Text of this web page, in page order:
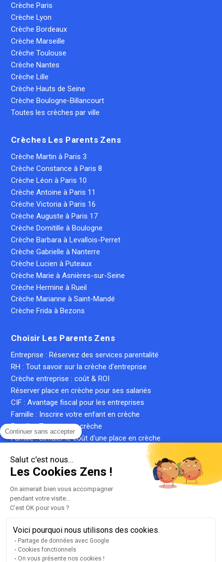
Continuer sans accepter
Salut c'est nous...
Les Cookies Zens !
On aimerait bien vous accompagner
pendant votre visite...
C'est OK pour vous ?
Voici pourquoi nous utilisons des cookies.
Partage de données avec Google
Cookies fonctionnels
On vous présente nos cookies !
Crèche Paris
Crèche Lyon
Crèche Bordeaux
Crèche Marseille
Crèche Toulouse
Crèche Nantes
Crèche Lille
Crèche Hauts de Seine
Crèche Boulogne-Billancourt
Toutes les crèches par ville
Crèches Les Parents Zens
Crèche Martin à Paris 3
Crèche Constance à Paris 8
Crèche Léon à Paris 10
Crèche Antoine à Paris 11
Crèche Victoria à Paris 16
Crèche Auguste à Paris 17
Crèche Domitille à Boulogne
Crèche Barbara à Levallois-Perret
Crèche Gabrielle à Nanterre
Crèche Lucien à Puteaux
Crèche Marie à Asnières-sur-Seine
Crèche Hermine à Rueil
Crèche Marianne à Saint-Mandé
Crèche Frida à Bezons
Choisir Les Parents Zens
Entreprise : Réservez des services parentalité
RH : Tout savoir sur la crèche d'entreprise
Crèche entreprise : coût & ROI
Réserver place en crèche pour ses salariés
CIF : Avantage fiscal pour les entreprises
Famille : Inscrire votre enfant en crèche
Famille : Trouver une crèche
Famille : Simuler le coût d'une place en crèche
Qu'est-ce qu'une crèche privée ?
Qu'est-ce qu'une micro-crèche ?
Liste de nos crèches
llms.txt
Mentions légales